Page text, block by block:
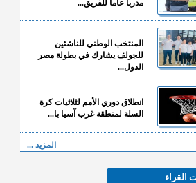
مدربا عاما للفريق...
المنتخب الوطني للناشئين
للجولف يشارك في بطولة مصر
الدول...
انطلاق دوري الأمم لثلاثيات كرة
السلة لمنطقة غرب آسيا با...
المزيد ...
القراء